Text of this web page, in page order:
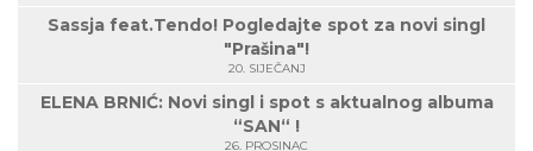
Sassja feat.Tendo! Pogledajte spot za novi singl
"Prašina"!
20. SIJEČANJ
ELENA BRNIĆ: Novi singl i spot s aktualnog albuma
“SAN“ !
26. PROSINAC